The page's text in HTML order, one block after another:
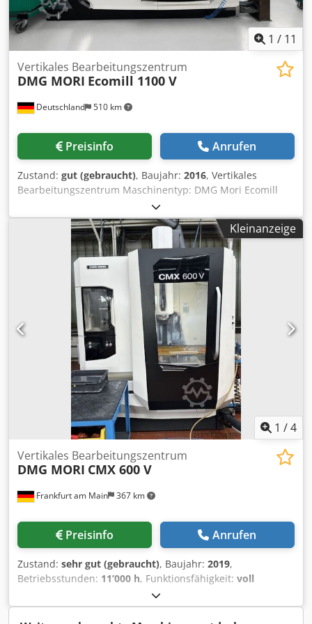
1 / 11
Deutschland 510 km
Vertikales Bearbeitungszentrum
DMG MORI Ecomill 1100 V
Preisinfo Anrufen
Zustand: gut (gebraucht), Baujahr: 2016, Vertikales
Bearbeitungszentrum Maschinentyp: DMG Mori Ecomill
1100 V Steuerung: Siemens 840 Dsl -Operate Baujahr: 2016
TECHNISCHE DATEN Verfahrwege Crodpozrm H Ssfx Agdof
X-Achse: 1.100 mm Y-Achse: 560 mm Z-Achse: 510 mm
Eilgang: (X/Y/Z): 36 / 36 / 30 m/min. Drehzahlbereich:
12.000 1/min. Spindelmotor: 13 kW Drehmoment: 82 Nm
Werkzeugaufnahme: SK 40 Werkzeugwechsler
Werkzeugplätze: 24 Tischgröße: 1.400 x 560 mm Max.
Tischlast: 1.000 kg Ausstattungsmerkmale Späneförderer
Kühlmittelpumpe Innenkühlung (IKZ): 17 Prod. Pack 1 bar
Kleinanzeige
1 /4
Frankfurt am Main 367 km
Vertikales Bearbeitungszentrum
DMG MORI CMX 600 V
Preisinfo Anrufen
Zustand: sehr gut (gebraucht), Baujahr: 2019,
Betriebsstunden: 11’000 h, Funktionsfähigkeit: voll
, Verfahrweg X-Achse:
Y-Achse:560 mm, Verfahrweg Z-Achse:510 mm, Eilgang X-